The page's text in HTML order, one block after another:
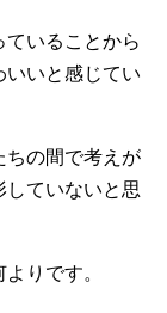
いることから
いいと感じてい
ちの間で考えが
していないと思
りです。